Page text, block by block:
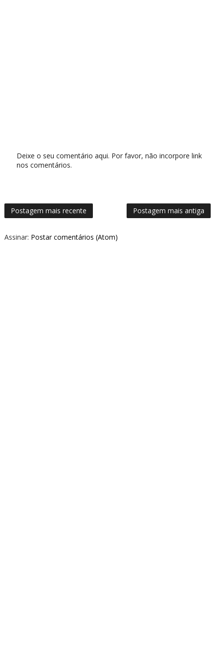
Deixe o seu comentário aqui. Por favor, não incorpore link
nos comentários.
Postagem mais recente Postagem mais antiga
Assinar: Postar comentários (Atom)